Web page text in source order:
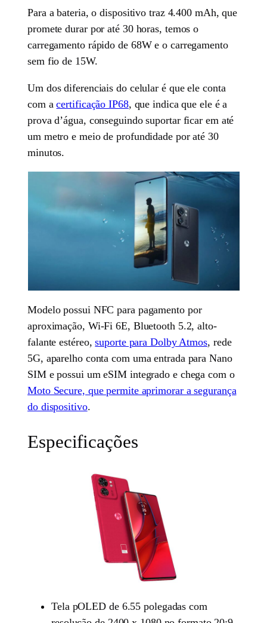
Para a bateria, o dispositivo traz 4.400 mAh, que
promete durar por até 30 horas, temos o
carregamento rápido de 68W e o carregamento
sem fio de 15W.
Um dos diferenciais do celular é que ele conta
com acertificação IP68, que indica que ele é a
prova d’água, conseguindo suportar ficar em até
um metro e meio de profundidade por até 30
minutos.
Modelo possui NFC para pagamento por
aproximação, Wi-Fi 6E, Bluetooth 5.2, alto-
falante estéreo,suporte para Dolby Atmos, rede
5G, aparelho conta com uma entrada para Nano
SIM e possui um eSIM integrado e chega com o
Moto Secure, que permite aprimorar a segurança
do dispositivo.
Especificações
Tela pOLED de 6.55 polegadas com